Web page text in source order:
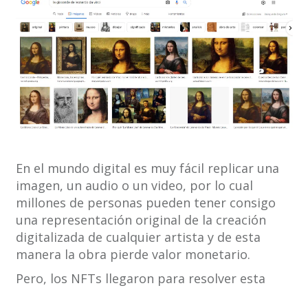
En el mundo digital es muy fácil replicar una
imagen, un audio o un video, por lo cual
millones de personas pueden tener consigo
una representación original de la creación
digitalizada de cualquier artista y de esta
manera la obra pierde valor monetario.
Pero, los NFTs llegaron para resolver esta